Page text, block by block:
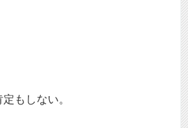
もしない。